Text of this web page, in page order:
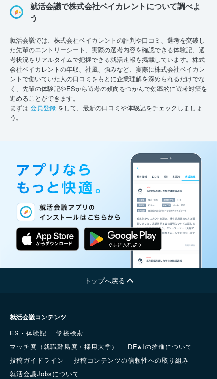
就活会議で株式会社ベイカレントについて調べよ
う
就活会議では、株式会社ベイカレントの評判や口コミ、選考を突破し
た先輩のエントリーシート、実際の選考内容を確認できる体験記、選
考状況をリアルタイムで把握できる就活速報を掲載しています。株式
会社ベイカレントの年収、社風、強みなど、実際に株式会社ベイカレ
ントで働いていた人の口コミをもとに企業理解を深められるだけでな
く、先輩の体験記やESから選考の傾向をつかんで効率的に選考対策を
進めることができます。
まずは 会員登録 をして、最新の口コミや体験記をチェックしましょ
う。
トップへ戻る
就活会議コンテンツ
ES・体験記
学校検索
マッチ度（就職難易度・採用大学）
DE&Iの推進について
投稿ガイドライン
投稿コンテンツの信頼性への取り組み
就活会議Jobsについて